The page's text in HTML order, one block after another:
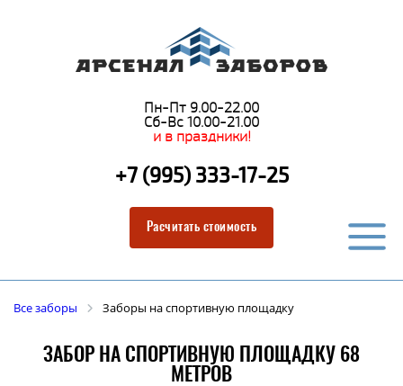
Пн-Пт 9.00-22.00
Сб-Вс 10.00-21.00
и в праздники!
+7 (995) 333-17-25
Расчитать стоимость
Все заборы Заборы на спортивную площадку
ЗАБОР НА СПОРТИВНУЮ ПЛОЩАДКУ 68
МЕТРОВ